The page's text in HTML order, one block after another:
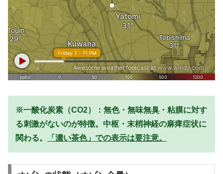
※一酸化炭素（CO2）：無色・無味無臭・粘膜に対す
る刺激がないのが特徴。中枢・末梢神経の麻痺症状に
関わる。
「濃い茶色」での表示は要注意。